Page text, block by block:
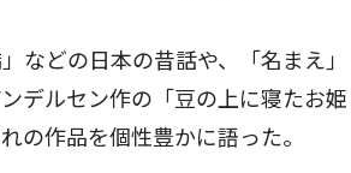
などの日本の昔話や、「名まえ｣
デルセン作の「豆の上に寝たお
の作品を個性豊かに語った。